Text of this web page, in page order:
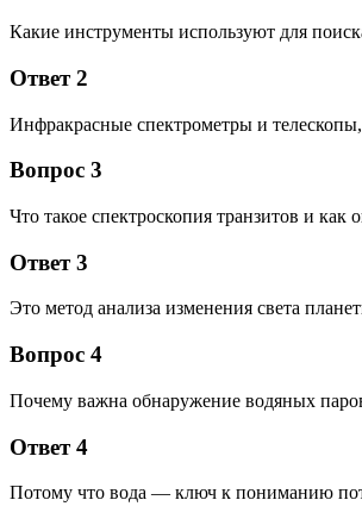
Какие инструменты используют для
Ответ 2
Инфракрасные спектрометры и
Вопрос 3
Что такое спектроскопия транзитов и как
Ответ 3
Это метод анализа изменения света
Вопрос 4
Почему важна обнаружение водяных
Ответ 4
Потому что вода — ключ к пониманию